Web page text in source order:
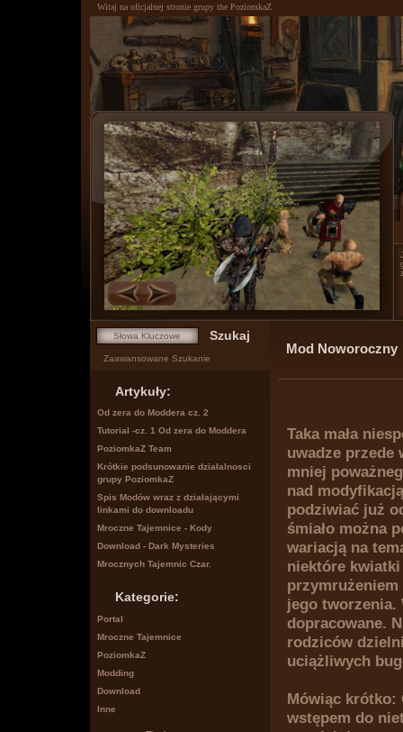
Witaj na oficjalnej stronie grupy the PoziomkaZ
0 1
Zaawansowane Szukanie
Artykuły:
Od zera do Moddera cz. 2
Tutorial -cz. 1 Od zera do Moddera
PoziomkaZ Team
Krótkie podsunowanie działalnosci
grupy PoziomkaZ
Spis Modów wraz z działającymi
linkami do downloadu
Mroczne Tajemnice - Kody
Download - Dark Mysteries
Mrocznych Tajemnic Czar.
Kategorie:
Portal
Mroczne Tajemnice
PoziomkaZ
Modding
Download
Inne
Mod Noworoczny
Taka mała
uwadze przede
mniej
nad
podziwiać już
śmiało można
wariacją na
niektóre
jego tworzenia.
dopracowane.
rodziców
uciążliwych
Mówiąc krótko:
wstępem do